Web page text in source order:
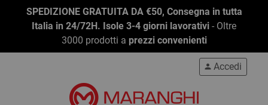
SPEDIZIONE GRATUITA DA €50, Consegna in tutta
Italia in 24/72H. Isole 3-4 giorni lavorativi - Oltre
3000 prodotti a prezzi convenienti
person Accedi